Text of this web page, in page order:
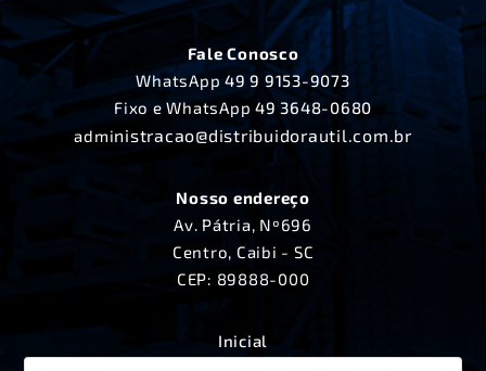
Fale Conosco
WhatsApp49 9 9153-9073
Fixo e WhatsApp 49 3648-0680
administracao@distribuidorautil.com.br
Nosso endereço
Av. Pátria, Nº696
Centro, Caibi - SC
CEP: 89888-000
Inicial